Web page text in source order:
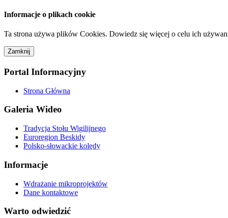
Informacje o plikach cookie
Ta strona używa plików Cookies. Dowiedz się więcej o celu ich
Portal Informacyjny
Strona Główna
Galeria Wideo
Tradycja Stołu Wigilijnego
Euroregion Beskidy
Polsko-słowackie kolędy
Informacje
Wdrażanie mikroprojektów
Dane kontaktowe
Warto odwiedzić